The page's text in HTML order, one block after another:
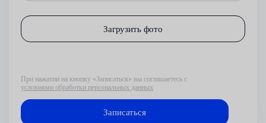
Загрузить фото
При нажатии на кнопку «Записаться» вы соглашаетесь с
условиями обработки персональных данных